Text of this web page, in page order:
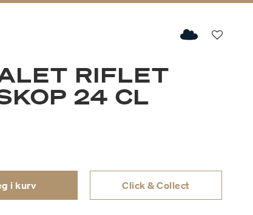
RIFLET
24 CL
i kurv Click & Collect